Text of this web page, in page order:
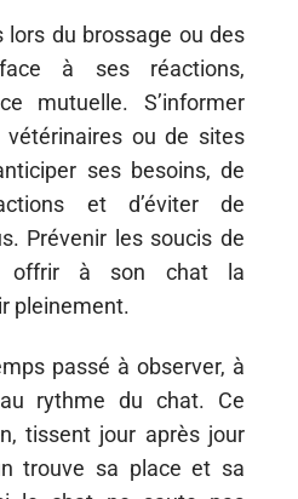
lors du brossage ou des
à ses réactions,
mutuelle. S’informer
ou de sites
ses besoins, de
et d’éviter de
Prévenir les soucis de
offrir à son chat la
pleinement.
passé à observer, à
rythme du chat. Ce
tissent jour après jour
trouve sa place et sa